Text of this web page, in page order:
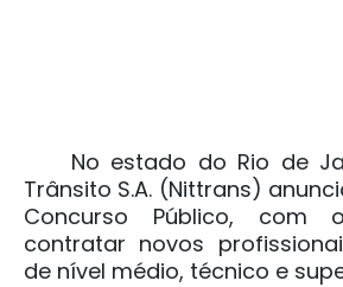
No estado do Rio de
Trânsito S.A. (Nittrans)
Concurso Público, com
contratar novos
de nível médio, técnico e